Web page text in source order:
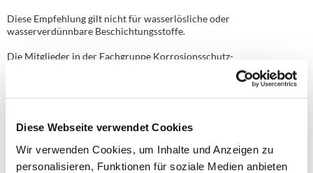
Diese Webseite verwendet Cookies
Wir verwenden Cookies, um Inhalte und Anzeigen zu
personalisieren, Funktionen für soziale Medien anbieten
Diese Empfehlung gilt nicht für wasserlösliche oder
wasserverdünnbare Beschichtungsstoffe.
Die Mitglieder in der Fachgruppe Korrosionsschutz-
Beschichtungsstoffe im VdL wollen zur Förderung ökologisch besser
verträglicher Produkte beitragen. Mit ihrer Empfehlung für
Marktes für solche Produkte ermöglichen. Dem Verwender und
Verarbeiter wird damit eine Beurteilung der angebotenen Produkte
ermöglicht.